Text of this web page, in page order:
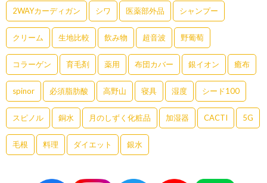
2WAYカーディガン シワ 医薬部外品 シャンプー
クリーム 生地比較 飲み物 超音波 野葡萄
コラーゲン 育毛剤 薬用 布団カバー 銀イオン 癒布
spinor 必須脂肪酸 高野山 寝具 湿度 シード100
スピノル 銅水 月のしずく化粧品 加湿器 CACTI 5G
毛根 料理 ダイエット 銀水